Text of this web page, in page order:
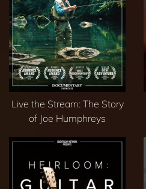
Live the Stream: The Story
of Joe Humphreys